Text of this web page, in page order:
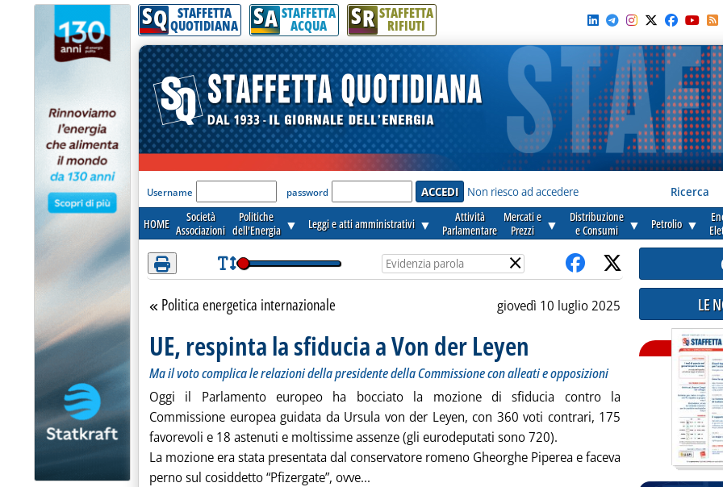
Attenzione! Esegui l'accesso per lèggere interamente la notizia.
SQ STAFFETTA
QUOTIDIANA SA STAFFETTA
ACQUA SR STAFFETTA
RIFIUTI
'Modulo Login per accedere'
Username password Non riesco ad accedere Ricerca
HOME
Società
Associazioni
Politiche
dell'Energia ▼ Leggi e atti amministrativi ▼
Attività
Parlamentare
Mercati e
Prezzi
▼
Distribuzione
e Consumi
▼ Petrolio ▼
×
Torna alla sezione
Politica energetica internazionale giovedì 10 luglio 2025
UE, respinta la sfiducia a Von der Leyen
Ma il voto complica le relazioni della presidente della Commissione con alleati e opposizioni
Oggi il Parlamento europeo ha bocciato la mozione di sfiducia contro la
Commissione europea guidata da Ursula von der Leyen, con 360 voti contrari, 175
favorevoli e 18 astenuti e moltissime assenze (gli eurodeputati sono 720).
La mozione era stata presentata dal conservatore romeno Gheorghe Piperea e faceva
perno sul cosiddetto “Pfizergate”, ovve...
LE